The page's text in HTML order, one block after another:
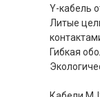
Y-кабель
Литые
Гибкая